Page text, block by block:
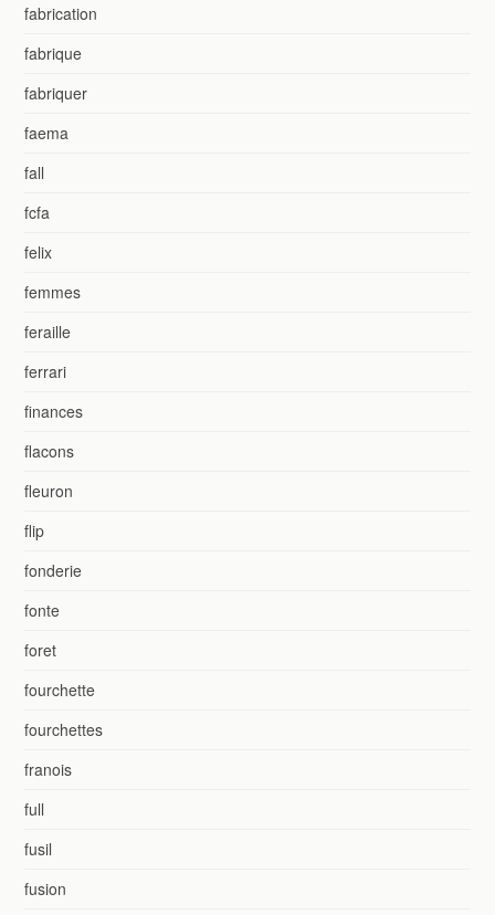
fabrication
fabrique
fabriquer
faema
fall
fcfa
felix
femmes
feraille
ferrari
finances
flacons
fleuron
flip
fonderie
fonte
foret
fourchette
fourchettes
franois
full
fusil
fusion